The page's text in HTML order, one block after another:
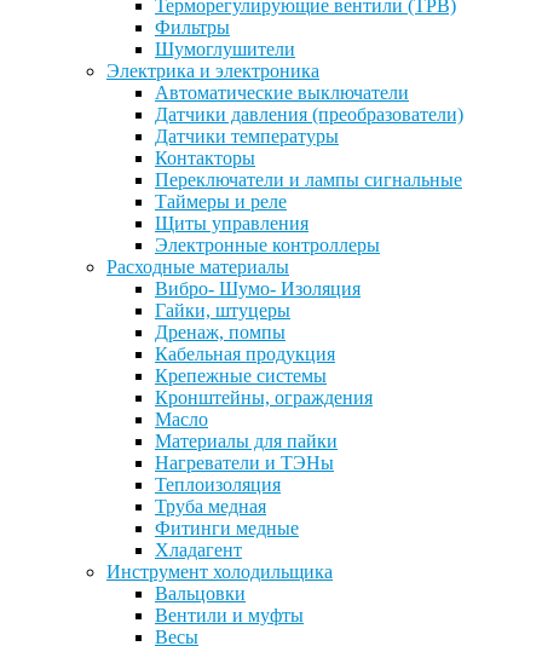
Терморегулирующие вентили (ТРВ)
Фильтры
Шумоглушители
Электрика и электроника
Автоматические выключатели
Датчики давления (преобразователи)
Датчики температуры
Контакторы
Переключатели и лампы сигнальные
Таймеры и реле
Щиты управления
Электронные контроллеры
Расходные материалы
Вибро- Шумо- Изоляция
Гайки, штуцеры
Дренаж, помпы
Кабельная продукция
Крепежные системы
Кронштейны, ограждения
Масло
Материалы для пайки
Нагреватели и ТЭНы
Теплоизоляция
Труба медная
Фитинги медные
Хладагент
Инструмент холодильщика
Вальцовки
Вентили и муфты
Весы